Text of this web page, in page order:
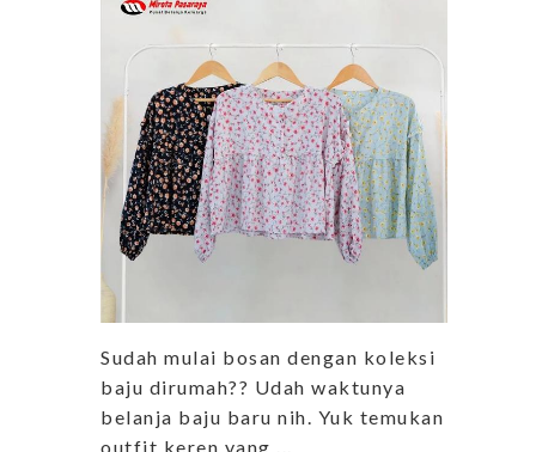
Sudah mulai bosan dengan koleksi
baju dirumah?? Udah waktunya
belanja baju baru nih. Yuk temukan
outfit keren yang ...